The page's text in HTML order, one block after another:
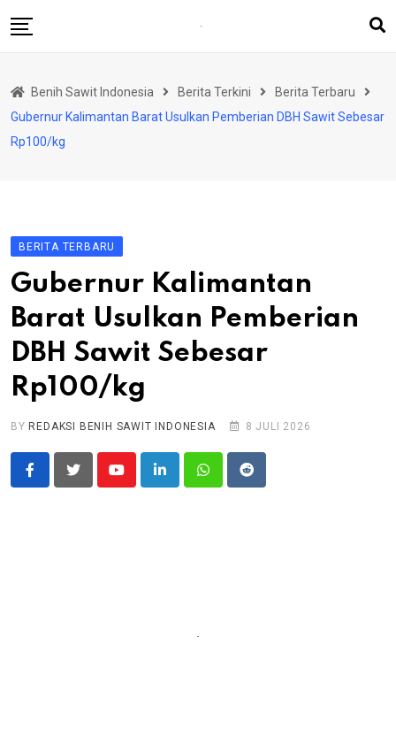
to
Berita Terkini
Rubrik
Benih Sawit Indonesia Berita Terkini
Berita Terbaru
Gubernur Kalimantan Barat Usulkan Pemberian DBH Sawit Sebesar
Rp100/kg
BERITA TERBARU
Gubernur Kalimantan
Barat Usulkan Pemberian
DBH Sawit Sebesar
Rp100/kg
BY REDAKSI BENIH SAWIT INDONESIA 8 JULI 2026
YoutubeLinkedInWhatsappReddit